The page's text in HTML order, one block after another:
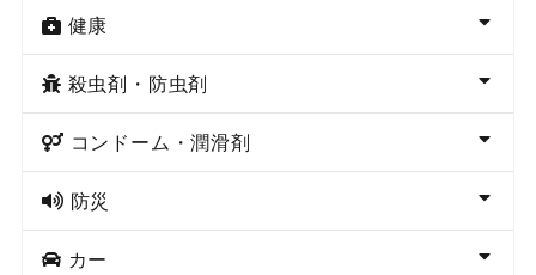
健康
殺虫剤・防虫剤
コンドーム・潤滑剤
防災
カー